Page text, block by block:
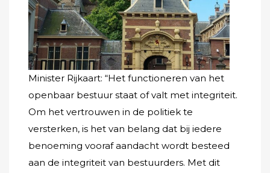
Minister Rijkaart: “Het functioneren van het
openbaar bestuur staat of valt met integriteit.
Om het vertrouwen in de politiek te
versterken, is het van belang dat bij iedere
benoeming vooraf aandacht wordt besteed
aan de integriteit van bestuurders. Met dit